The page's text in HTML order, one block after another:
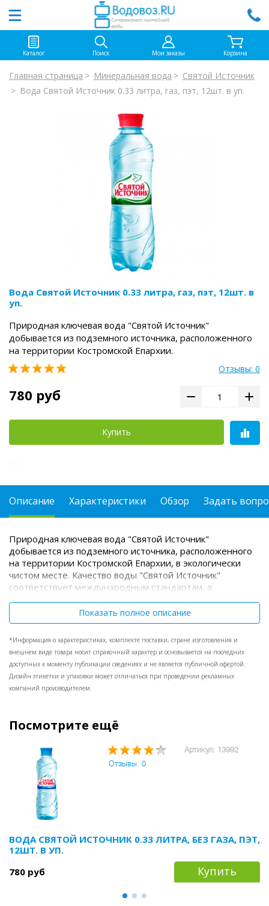
Каталог Поиск Мои заказы Корзина
Главная страница Минеральная вода
Святой Источник
Вода Святой Источник 0.33 литра, газ, пэт, 12шт. в уп.
Вода Святой Источник 0.33 литра, газ, пэт, 12шт. в
уп.
Природная ключевая вода "Святой Источник"
добывается из подземного источника, расположенного
на территории Костромской Епархии.
Отзывы: 0
780 руб
Купить
Описание Характеристики Обзор Задать
Природная ключевая вода "Святой Источник"
добывается из подземного источника, расположенного
на территории Костромской Епархии, в экологически
чистом месте. Качество воды "Святой Источник"
соответствует международным стандартам, а
сбалансированный минеральный состав делает ее
идеальной для постоянного употребления. Российская
Академия Медицинских Наук рекомендует "Святой
Источник" для детского питания. Минеральный состав:
кальций, магний, натрий + калий, гидрокарбонаты,
хлориды, сульфаты.
Показать полное описание
*Информация о характеристиках, комплекте поставки, стране изготовления и
внешнем виде товара носит справочный характер и основывается на последних
доступных к моменту публикации сведениях и не является публичной офертой.
Дизайн этикетки и упаковки может отличаться при проведении рекламных
компаний производителем.
Посмотрите ещё
Артикул: 13992
Отзывы: 0
ВОДА СВЯТОЙ ИСТОЧНИК 0.33 ЛИТРА, БЕЗ ГАЗА, ПЭТ,
12ШТ. В УП.
780 руб
Купить